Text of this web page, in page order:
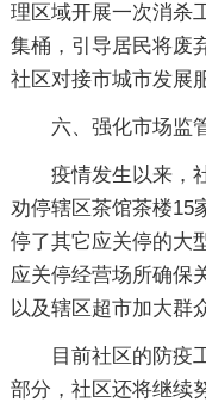
理区域开展一次消杀
集桶，引导居民将废
社区对接市城市发展
六、强化市场监
疫情发生以来，
劝停辖区茶馆茶楼15
停了其它应关停的大
应关停经营场所确保
以及辖区超市加大群
目前社区的防疫
部分，社区还将继续